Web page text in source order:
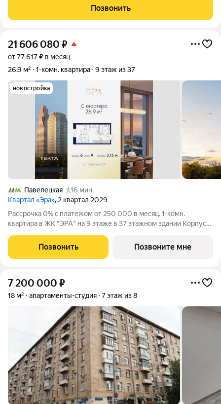
договор с управляющей компанией). Главное преимущество:
заезжай и живи или сдавай и
Позвонить
21 606 080 ₽
от 77 617 ₽ в месяц
26,9 м²
1-комн. квартира 9 этаж из 37
новостройка
Павелецкая
16 мин.
Квартал «Эра», 2 квартал 2029
Рассрочка 0% с платежом от 250 000 в месяц. 1-комн.
квартира в ЖК "ЭРА" на 9 этаже в 37 этажном здании Корпус
потолков 3.15 м. Современный премиум-квартал ЭРА на
Дербеневской набережной,
Позвонить Позвоните мне
7 200 000 ₽
18 м² апартаменты-студия 7 этаж из 8